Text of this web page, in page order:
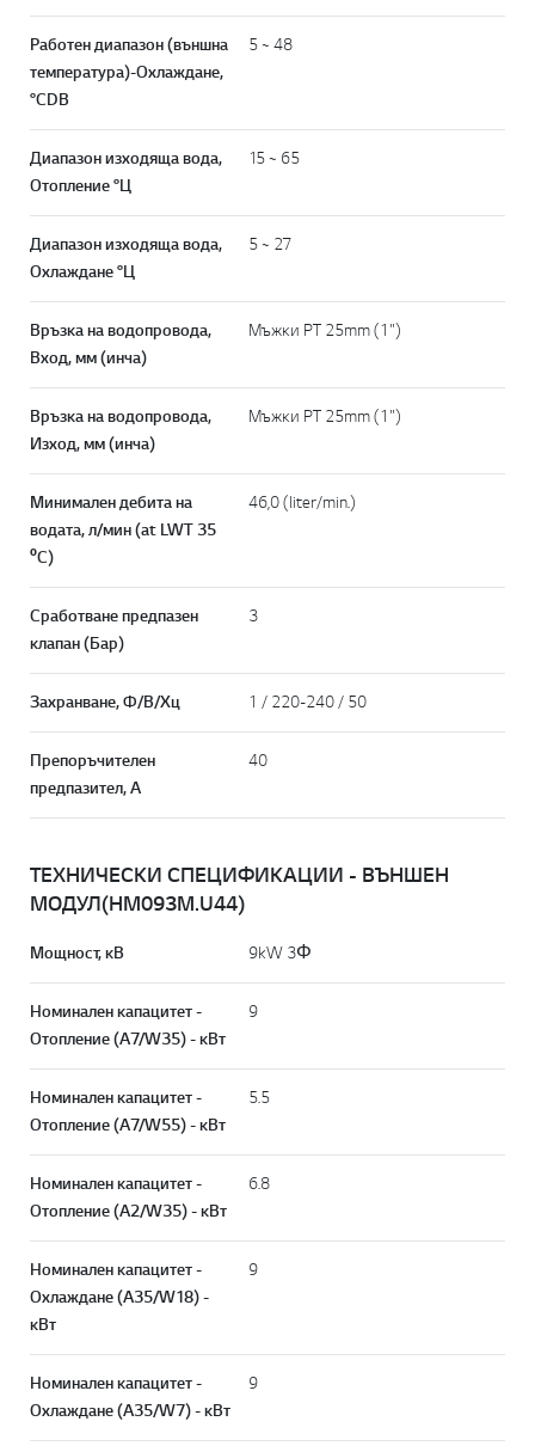
Работен диапазон (външна
температура)-Охлаждане,
°CDB
5 ~ 48
Диапазон изходяща вода,
Отопление °Ц
15 ~ 65
Диапазон изходяща вода,
Охлаждане °Ц
5 ~ 27
Връзка на водопровода,
Вход, мм (инча)
Мъжки PT 25mm (1")
Връзка на водопровода,
Изход, мм (инча)
Мъжки PT 25mm (1")
Минимален дебита на
водата, л/мин (at LWT 35
ºC)
46,0 (liter/min.)
Сработване предпазен
клапан (Бар)
3
Захранване, Ф/В/Хц 1 / 220-240 / 50
Препоръчителен
предпазител, А
40
ТЕХНИЧЕСКИ СПЕЦИФИКАЦИИ - ВЪНШЕН
МОДУЛ(HM093M.U44)
Мощност, кВ 9kW 3Φ
Номинален капацитет -
Отопление (A7/W35) - кВт
9
Номинален капацитет -
Отопление (A7/W55) - кВт
5.5
Номинален капацитет -
Отопление (A2/W35) - кВт
6.8
Номинален капацитет -
Охлаждане (A35/W18) -
кВт
9
Номинален капацитет -
Охлаждане (A35/W7) - кВт
9
Online Chat